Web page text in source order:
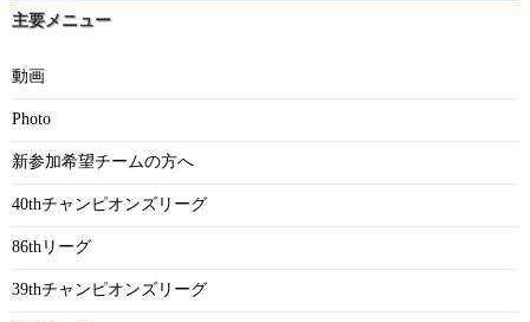
主要メニュー
動画
Photo
新参加希望チームの方へ
40thチャンピオンズリーグ
86thリーグ
39thチャンピオンズリーグ